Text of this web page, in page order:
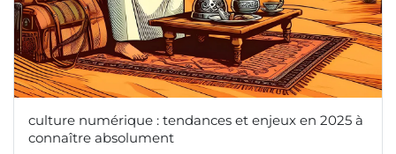
culture numérique : tendances et enjeux en 2025 à
connaître absolument